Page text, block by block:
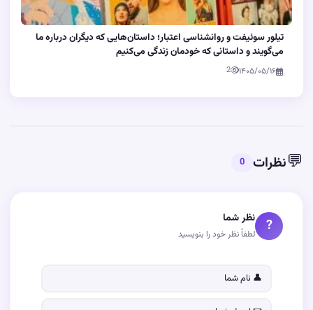
تیلور سوئیفت و روانشناسی اعتبار؛ داستان‌هایی که دیگران درباره ما
می‌گویند و داستانی که خودمان زندگی می‌کنیم
۱۴۰۵/۰۵/۱۶ 2
💬نظرات 0
? نظر شما
لطفاً نظر خود را بنویسید